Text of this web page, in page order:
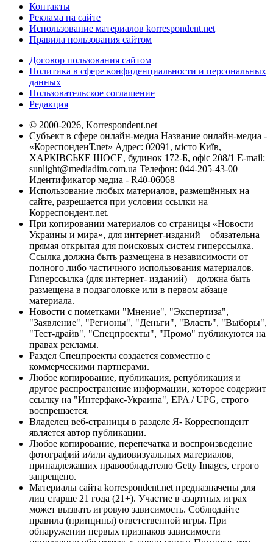
Контакты
Реклама на сайте
Использование материалов korrespondent.net
Правила пользования сайтом
Договор пользования сайтом
Политика в сфере конфиденциальности и персональных
данных
Пользовательское соглашение
Редакция
© 2000-2026, Korrespondent.net
Субъект в сфере онлайн-медиа Название онлайн-медиа -
«КореспонденТ.net» Адрес: 02091, місто Київ,
ХАРКІВСЬКЕ ШОСЕ, будинок 172-Б, офіс 208/1 E-mail:
sunlight@mediadim.com.ua Телефон: 044-205-43-00
Идентификатор медиа - R40-06068
Использование любых материалов, размещённых на
сайте, разрешается при условии ссылки на
Корреспондент.net.
При копировании материалов со страницы «Новости
Украины и мира», для интернет-изданий – обязательна
прямая открытая для поисковых систем гиперссылка.
Ссылка должна быть размещена в независимости от
полного либо частичного использования материалов.
Гиперссылка (для интернет- изданий) – должна быть
размещена в подзаголовке или в первом абзаце
материала.
Новости с пометками "Мнение", "Экспертиза",
"Заявление", "Регионы", "Деньги", "Власть", "Выборы",
"Тест-драйв", "Спецпроекты", "Промо" публикуются на
правах рекламы.
Раздел Спецпроекты создается совместно с
коммерческими партнерами.
Любое копирование, публикация, републикация и
другое распространение информации, которое содержит
ссылку на "Интерфакс-Украина", EPA / UPG, строго
воспрещается.
Владелец веб-страницы в разделе Я- Корреспондент
является автор публикации.
Любое копирование, перепечатка и воспроизведение
фотографий и/или аудиовизуальных материалов,
принадлежащих правообладателю Getty Images, строго
запрещено.
Материалы сайта korrespondent.net предназначены для
лиц старше 21 года (21+). Участие в азартных играх
может вызвать игровую зависимость. Соблюдайте
правила (принципы) ответственной игры. При
обнаружении первых признаков зависимости